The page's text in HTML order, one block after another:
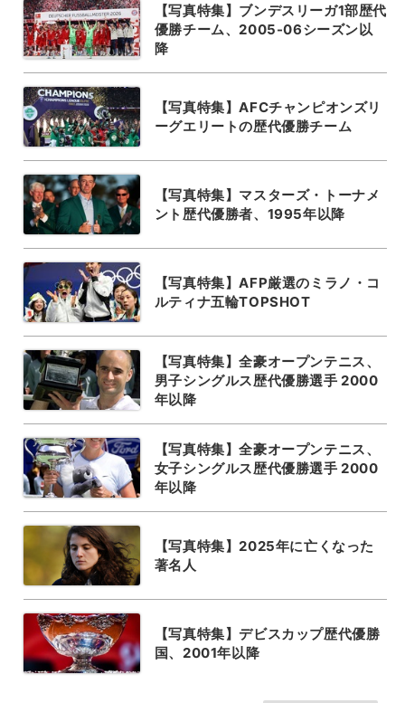
【写真特集】ブンデスリーガ1部歴代
優勝チーム、2005-06シーズン以
降
【写真特集】AFCチャンピオンズリ
ーグエリートの歴代優勝チーム
【写真特集】マスターズ・トーナメ
ント歴代優勝者、1995年以降
【写真特集】AFP厳選のミラノ・コ
ルティナ五輪TOPSHOT
【写真特集】全豪オープンテニス、
男子シングルス歴代優勝選手 2000
年以降
【写真特集】全豪オープンテニス、
女子シングルス歴代優勝選手 2000
年以降
【写真特集】2025年に亡くなった
著名人
【写真特集】デビスカップ歴代優勝
国、2001年以降